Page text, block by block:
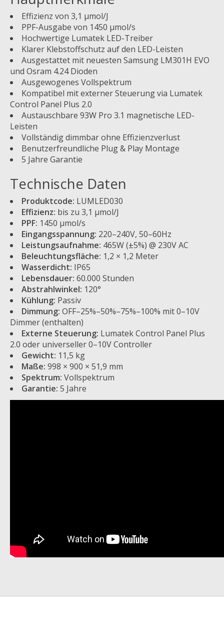
Effizienz von 3,1 µmol/J
PPF-Ausgabe von 1450 µmol/s
Hochwertige Lumatek LED-Treiber
Klarer Klebstoffschutz auf den LED-Leisten
Ausgestattet mit neuesten Samsung LM301H EVO
und Osram 4.24 Dioden
Ausgewogenes Vollspektrum
Kompatibel mit externer Steuerung via Lumatek
Control Panel Plus 2.0
Austauschbare 93W Pro 3.1 magnetische LED-
Leisten
Vollständig dimmbar ohne Effizienzverlust
Benutzerfreundliche Plug & Play Montage
5 Jahre Garantie
Technische Daten
Produktcode: LUMLED030
Effizienz: bis zu 3,1 µmol/J
PPF: 1450 µmol/s
Eingangsspannung: 220–240V, 50–60Hz
Leistungsaufnahme: 465W (±5%) @ 230V AC
Beleuchtungsfläche: 1,2 × 1,2 Meter
Wasserdicht: IP65
Lebensdauer: 60.000 Stunden
Abstrahlwinkel: 120°
Kühlung: Passiv
Dimmung: OFF–25%–50%–75%–100% mit 0–10V
Dimmer (enthalten)
Externe Steuerung: Lumatek Control Panel Plus
2.0 oder universeller 0–10V Controller
Gewicht: 11,5 kg
Maße: 998 × 900 × 51,9 mm
Spektrum: Vollspektrum
Garantie: 5 Jahre